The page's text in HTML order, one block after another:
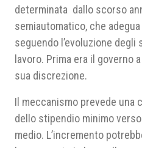
determinata dallo scorso
semiautomatico, che
seguendo l’evoluzione
lavoro. Prima era il governo
sua discrezione.
Il meccanismo prevede una
dello stipendio minimo
medio. L’incremento